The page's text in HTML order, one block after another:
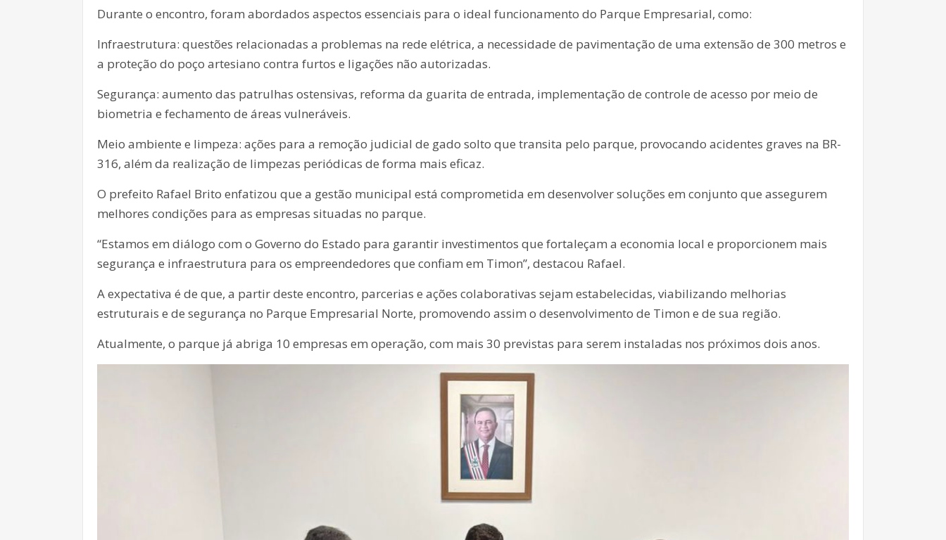
Durante o encontro, foram abordados aspectos essenciais para o ideal funcionamento do Parque Empresarial, como:
Infraestrutura: questões relacionadas a problemas na rede elétrica, a necessidade de pavimentação de uma extensão de 300 metros e
a proteção do poço artesiano contra furtos e ligações não autorizadas.
Segurança: aumento das patrulhas ostensivas, reforma da guarita de entrada, implementação de controle de acesso por meio de
biometria e fechamento de áreas vulneráveis.
Meio ambiente e limpeza: ações para a remoção judicial de gado solto que transita pelo parque, provocando acidentes graves na BR-
316, além da realização de limpezas periódicas de forma mais eficaz.
O prefeito Rafael Brito enfatizou que a gestão municipal está comprometida em desenvolver soluções em conjunto que assegurem
melhores condições para as empresas situadas no parque.
“Estamos em diálogo com o Governo do Estado para garantir investimentos que fortaleçam a economia local e proporcionem mais
segurança e infraestrutura para os empreendedores que confiam em Timon”, destacou Rafael.
A expectativa é de que, a partir deste encontro, parcerias e ações colaborativas sejam estabelecidas, viabilizando melhorias
estruturais e de segurança no Parque Empresarial Norte, promovendo assim o desenvolvimento de Timon e de sua região.
Atualmente, o parque já abriga 10 empresas em operação, com mais 30 previstas para serem instaladas nos próximos dois anos.